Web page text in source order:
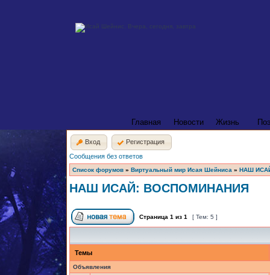
Главная Новости Жизнь
Вход
Регистрация
Сообщения без ответов
Список форумов » Виртуальный мир Исая Шейниса » НАШ
НАШ ИСАЙ: ВОСПОМИНАНИЯ
Страница 1 из 1 [ Тем: 5 ]
Темы
Объявления